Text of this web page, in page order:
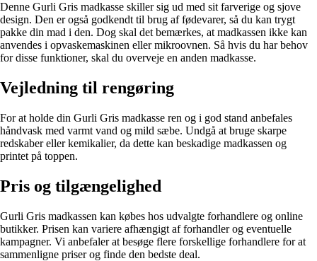
Denne Gurli Gris madkasse skiller sig ud med sit farverige og sjove
design. Den er også godkendt til brug af fødevarer, så du kan trygt
pakke din mad i den. Dog skal det bemærkes, at madkassen ikke kan
anvendes i opvaskemaskinen eller mikroovnen. Så hvis du har behov
for disse funktioner, skal du overveje en anden madkasse.
Vejledning til rengøring
For at holde din Gurli Gris madkasse ren og i god stand anbefales
håndvask med varmt vand og mild sæbe. Undgå at bruge skarpe
redskaber eller kemikalier, da dette kan beskadige madkassen og
printet på toppen.
Pris og tilgængelighed
Gurli Gris madkassen kan købes hos udvalgte forhandlere og online
butikker. Prisen kan variere afhængigt af forhandler og eventuelle
kampagner. Vi anbefaler at besøge flere forskellige forhandlere for at
sammenligne priser og finde den bedste deal.